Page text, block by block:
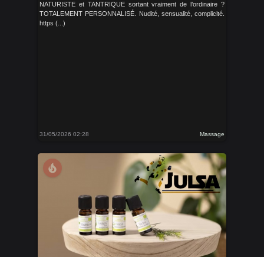
NATURISTE et TANTRIQUE sortant vraiment de l’ordinaire ?
TOTALEMENT PERSONNALISÉ. Nudité, sensualité, complicité.
https (...)
31/05/2026 02:28 Massage
local_fire_department